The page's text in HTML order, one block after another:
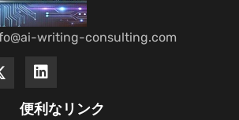
writing-consulting.com
便利なリンク